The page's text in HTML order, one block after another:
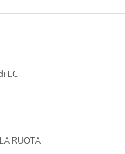
EC
RUOTA